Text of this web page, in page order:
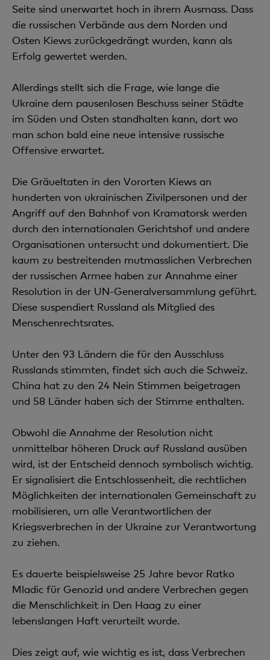
Seite sind unerwartet hoch in ihrem Ausmass. Dass
die russischen Verbände aus dem Norden und
Osten Kiews zurückgedrängt wurden, kann als
Erfolg gewertet werden.
Allerdings stellt sich die Frage, wie lange die
Ukraine dem pausenlosen Beschuss seiner Städte
im Süden und Osten standhalten kann, dort wo
man schon bald eine neue intensive russische
Offensive erwartet.
Die Gräueltaten in den Vororten Kiews an
hunderten von ukrainischen Zivilpersonen und der
Angriff auf den Bahnhof von Kramatorsk werden
durch den internationalen Gerichtshof und andere
Organisationen untersucht und dokumentiert. Die
kaum zu bestreitenden mutmasslichen Verbrechen
der russischen Armee haben zur Annahme einer
Resolution in der UN-Generalversammlung geführt.
Diese suspendiert Russland als Mitglied des
Menschenrechtsrates.
Unter den 93 Ländern die für den Ausschluss
Russlands stimmten, findet sich auch die Schweiz.
China hat zu den 24 Nein Stimmen beigetragen
und 58 Länder haben sich der Stimme enthalten.
Obwohl die Annahme der Resolution nicht
unmittelbar höheren Druck auf Russland ausüben
wird, ist der Entscheid dennoch symbolisch wichtig.
Er signalisiert die Entschlossenheit, die rechtlichen
Möglichkeiten der internationalen Gemeinschaft zu
mobilisieren, um alle Verantwortlichen der
Kriegsverbrechen in der Ukraine zur Verantwortung
zu ziehen.
Es dauerte beispielsweise 25 Jahre bevor Ratko
Mladic für Genozid und andere Verbrechen gegen
die Menschlichkeit in Den Haag zu einer
lebenslangen Haft verurteilt wurde.
Dies zeigt auf, wie wichtig es ist, dass Verbrechen